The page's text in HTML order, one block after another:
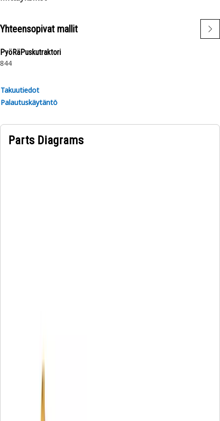
Yhteensopivat mallit
PyöRäPuskutraktori
844
Takuutiedot
Palautuskäytäntö
Parts Diagrams